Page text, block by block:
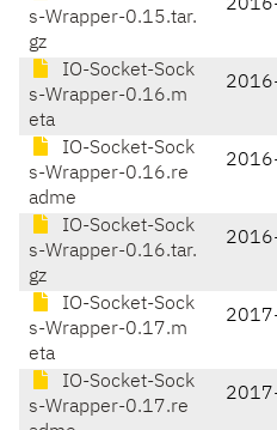
s-Wrapper-0.15.tar.
gz
IO-Socket-Sock
s-Wrapper-0.16.m
eta
IO-Socket-Sock
s-Wrapper-0.16.re
adme
IO-Socket-Sock
s-Wrapper-0.16.tar.
gz
IO-Socket-Sock
s-Wrapper-0.17.m
eta
IO-Socket-Sock
s-Wrapper-0.17.re